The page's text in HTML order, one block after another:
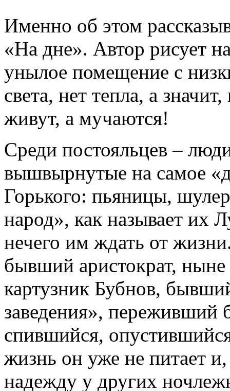
Именно об этом
«На дне». Автор рисует
унылое помещение с
света, нет тепла, а
живут, а мучаются!
Среди постояльцев –
вышвырнутые на самое
Горького: пьяницы,
народ», как называет их
нечего им ждать от
бывший аристократ,
картузник Бубнов,
заведения», переживший
спившийся,
жизнь он уже не питает и,
надежду у других